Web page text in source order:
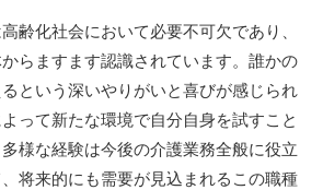
齢化社会において必要不可欠であり、
らますます認識されています。誰かの
という深いやりがいと喜びが感じられ
って新たな環境で自分自身を試すこと
様な経験は今後の介護業務全般に役立
将来的にも需要が見込まれるこの職種